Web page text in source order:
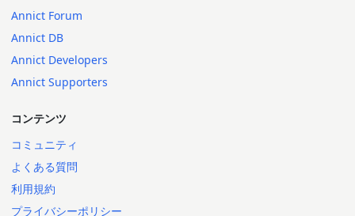
Annict Forum
Annict DB
Annict Developers
Annict Supporters
コンテンツ
コミュニティ
よくある質問
利用規約
プライバシーポリシー